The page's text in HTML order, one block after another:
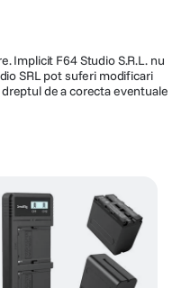
Implicit F64 Studio S.R.L. nu
SRL pot suferi modificari
de a corecta eventuale